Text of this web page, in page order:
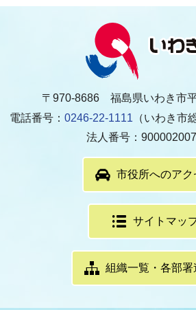
〒970-8686 福島県いわき市
電話番号： 0246-22-1111 （いわき市
法人番号：
市役所へのアク
サイトマッ
組織一覧・各部署